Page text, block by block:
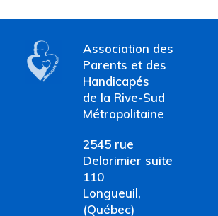
Association des
Parents et des
Handicapés
de la Rive-Sud
Métropolitaine
2545 rue
Delorimier suite
110
Longueuil,
(Québec)